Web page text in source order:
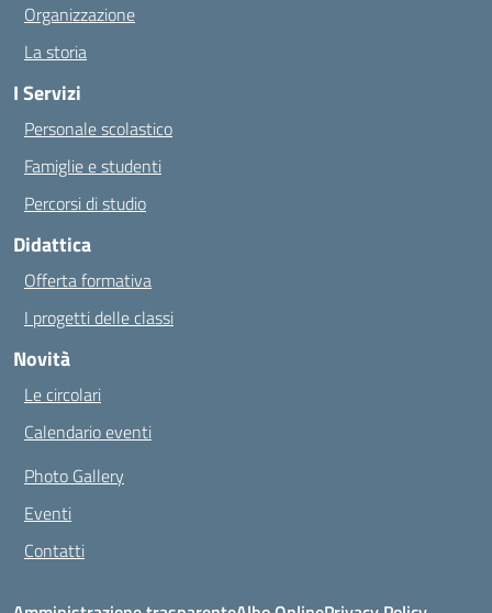
Organizzazione
La storia
I Servizi
Personale scolastico
Famiglie e studenti
Percorsi di studio
Didattica
Offerta formativa
I progetti delle classi
Novità
Le circolari
Calendario eventi
Photo Gallery
Eventi
Contatti